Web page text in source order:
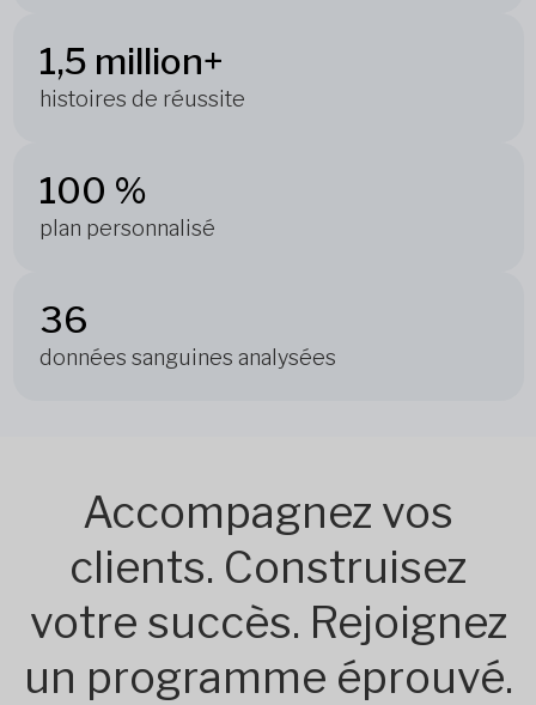
1,5 million+
histoires de réussite
100 %
plan personnalisé
36
données sanguines analysées
Accompagnez vos
clients. Construisez
votre succès. Rejoignez
un programme éprouvé.